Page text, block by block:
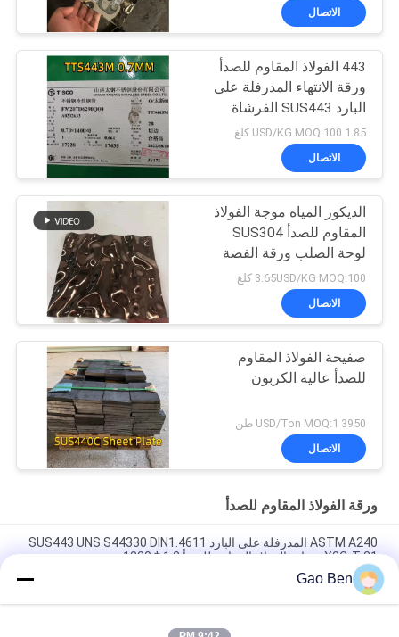
الاتصال
443 الفولاذ المقاوم للصدأ
ورقة الانتهاء المدرفلة على
البارد SUS443 الفرشاة
ورقة إينوكس
1.85 USD/KG MOQ:100 كلغ
الاتصال
الديكور المياه موجة الفولاذ
المقاوم للصدأ SUS304
لوحة الصلب ورقة الفضة
مصقول
3.65USD/KG MOQ:100 كلغ
الاتصال
صفيحة الفولاذ المقاوم
للصدأ عالية الكربون
3950 USD/Ton MOQ:1 طن
الاتصال
ورقة الفولاذ المقاوم للصدأ
ASTM A240 المدرفلة على البارد SUS443 UNS S44330 DIN1.4611
X2CrTi21 صفائح الفولاذ المقاوم للصدأ 1.2 * 1220 مم
المدرفلة على البارد 1.5 * 1219 * 2438 مم سطح 2B
Gao Ben